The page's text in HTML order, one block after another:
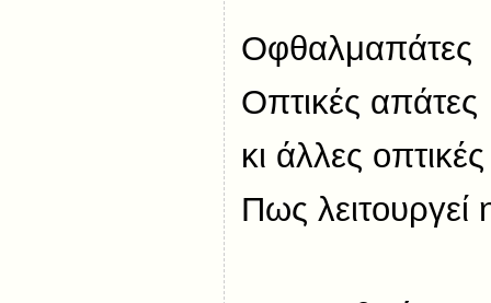
Οφθαλμαπάτες
Οπτικές απάτες
κι άλλες
Πως